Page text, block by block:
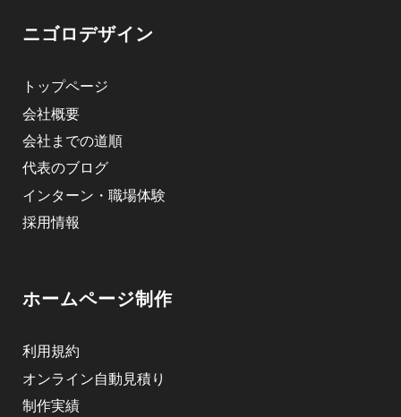
ニゴロデザイン
トップページ
会社概要
会社までの道順
代表のブログ
インターン・職場体験
採用情報
ホームページ制作
利用規約
オンライン自動見積り
制作実績